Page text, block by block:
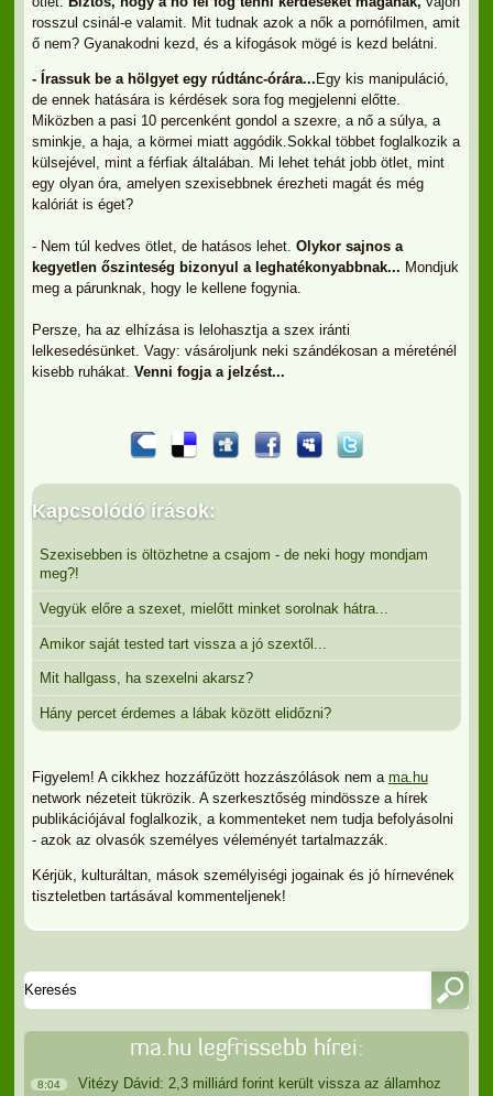
rosszul csinál-e valamit. Mit tudnak azok a nők a pornófilmen, amit
ő nem? Gyanakodni kezd, és a kifogások mögé is kezd belátni.
- Írassuk be a hölgyet egy rúdtánc-órára...Egy kis manipuláció,
de ennek hatására is kérdések sora fog megjelenni előtte.
Miközben a pasi 10 percenként gondol a szexre, a nő a súlya, a
sminkje, a haja, a körmei miatt aggódik.Sokkal többet foglalkozik a
külsejével, mint a férfiak általában. Mi lehet tehát jobb ötlet, mint
egy olyan óra, amelyen szexisebbnek érezheti magát és még
kalóriát is éget?
- Nem túl kedves ötlet, de hatásos lehet. Olykor sajnos a
kegyetlen őszinteség bizonyul a leghatékonyabbnak... Mondjuk
meg a párunknak, hogy le kellene fogynia.
Persze, ha az elhízása is lelohasztja a szex iránti
lelkesedésünket. Vagy: vásároljunk neki szándékosan a méreténél
kisebb ruhákat. Venni fogja a jelzést...
Kapcsolódó írások:
Szexisebben is öltözhetne a csajom - de neki hogy mondjam
meg?!
Vegyük előre a szexet, mielőtt minket sorolnak hátra...
Amikor saját tested tart vissza a jó szextől...
Mit hallgass, ha szexelni akarsz?
Hány percet érdemes a lábak között elidőzni?
Figyelem! A cikkhez hozzáfűzött hozzászólások nem a ma.hu
network nézeteit tükrözik. A szerkesztőség mindössze a hírek
publikációjával foglalkozik, a kommenteket nem tudja befolyásolni
- azok az olvasók személyes véleményét tartalmazzák.
Kérjük, kulturáltan, mások személyiségi jogainak és jó hírnevének
tiszteletben tartásával kommenteljenek!
ma.hu legfrissebb hírei:
8:04
Vitézy Dávid: 2,3 milliárd forint került vissza az államhoz